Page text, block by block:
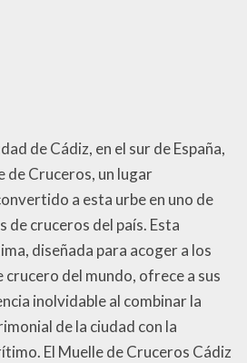
de Cádiz, en el sur de España,
de Cruceros, un lugar
a esta urbe en uno de
de cruceros del país. Esta
diseñada para acoger a los
crucero del mundo, ofrece a sus
inolvidable al combinar la
de la ciudad con la
El Muelle de Cruceros Cádiz